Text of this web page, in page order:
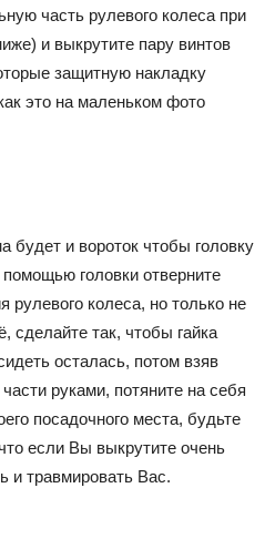
часть рулевого колеса при
и выкрутите пару винтов
защитную накладку
это на маленьком фото
будет и вороток чтобы головку
головки отверните
рулевого колеса, но только не
сделайте так, чтобы гайка
осталась, потом взяв
руками, потяните на себя
посадочного места, будьте
если Вы выкрутите очень
и травмировать Вас.